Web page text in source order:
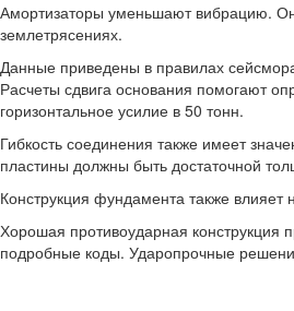
Амортизаторы уменьшают вибрацию.
землетрясениях.
Данные приведены в правилах
Расчеты сдвига основания помогают
горизонтальное усилие в 50 тонн.
Гибкость соединения также имеет
пластины должны быть достаточной
Конструкция фундамента также
Хорошая противоударная конструкция
подробные коды. Ударопрочные